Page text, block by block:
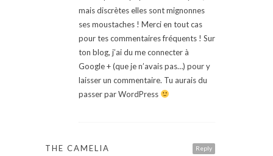
mais discrètes elles sont mignonnes
ses moustaches ! Merci en tout cas
pour tes commentaires fréquents ! Sur
ton blog, j’ai du me connecter à
Google + (que je n’avais pas…) pour y
laisser un commentaire. Tu aurais du
passer par WordPress
Reply
THE CAMELIA